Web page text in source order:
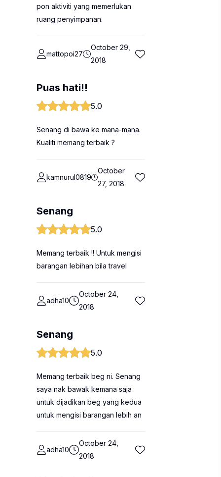
pon aktiviti yang memerlukan
ruang penyimpanan.
mattopoi27
October 29,
2018
Puas hati!!
5.0
Senang di bawa ke mana-mana.
Kualiti memang terbaik ?
kamnurul0819
October
27, 2018
Senang
5.0
Memang terbaik !! Untuk mengisi
barangan lebihan bila travel
adha10
October 24,
2018
Senang
5.0
Memang terbaik beg ni. Senang
saya nak bawak kemana saja
untuk dijadikan beg yang kedua
untuk mengisi barangan lebih an
adha10
October 24,
2018